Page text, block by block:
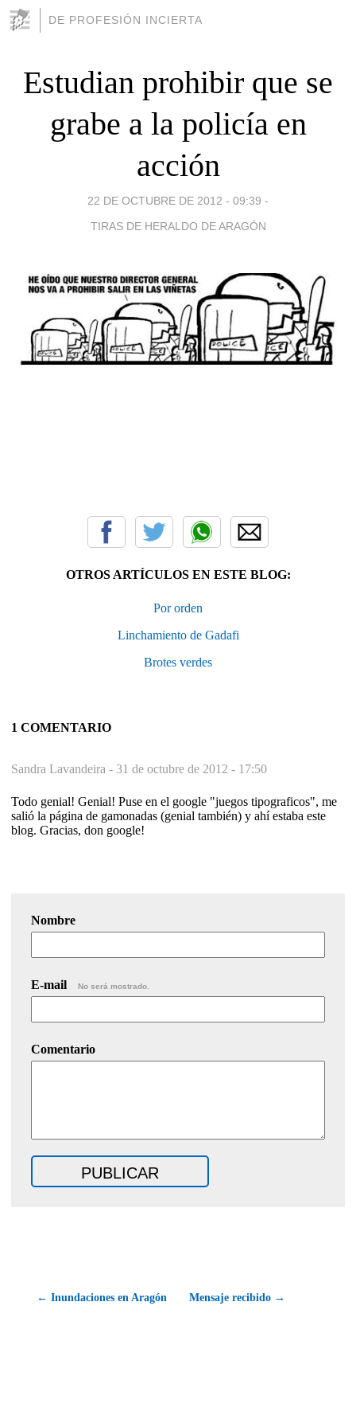
DE PROFESIÓN INCIERTA
Estudian prohibir que se
grabe a la policía en
acción
22 DE OCTUBRE DE 2012 - 09:39 -
TIRAS DE HERALDO DE ARAGÓN
OTROS ARTÍCULOS EN ESTE BLOG:
Por orden
Linchamiento de Gadafi
Brotes verdes
1 COMENTARIO
Sandra Lavandeira - 31 de octubre de 2012 - 17:50
Todo genial! Genial! Puse en el google "juegos tipograficos", me
salió la página de gamonadas (genial también) y ahí estaba este
blog. Gracias, don google!
Nombre
E-mail No será mostrado.
Comentario
← Inundaciones en Aragón Mensaje recibido →